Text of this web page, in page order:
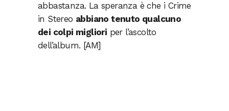
abbastanza. La speranza è che i Crime
in Stereo abbiano tenuto qualcuno
dei colpi migliori per l’ascolto
dell’album. [AM]